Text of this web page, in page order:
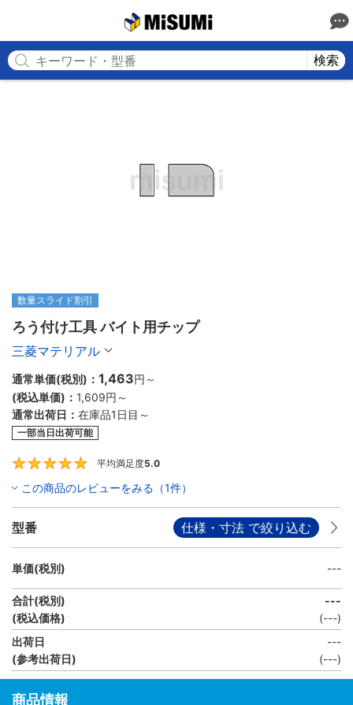
検索
数量スライド割引
ろう付け工具 バイト用チップ
三菱マテリアル
通常単価(税別)： 1,463円 ～
(税込単価)： 1,609円 ～
通常出荷日： 在庫品1日目～
一部当日出荷可能
平均満足度5.0
この商品のレビューをみる（1件）
型番 仕様・寸法 で絞り込む
単価(税別) ---
合計(税別)
(税込価格)
---
(---)
出荷日
(参考出荷日)
---
(---)
商品情報